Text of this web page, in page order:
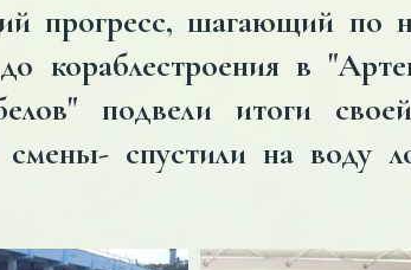
прогресс, шагающий по
кораблестроения в
подвели итоги
смены- спустили на воду